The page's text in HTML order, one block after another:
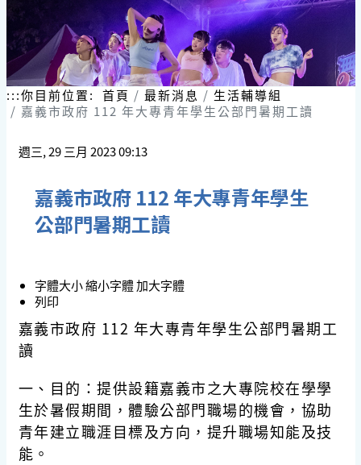
:::你目前位置: 首頁 最新消息
生活輔導組
嘉義市政府 112 年大專青年學生公部門暑期工讀
週三, 29 三月 2023 09:13
嘉義市政府 112 年大專青年學生
公部門暑期工讀
字體大小縮小字體加大字體
列印
嘉義市政府 112 年大專青年學生公部門暑期工
讀
一、目的：提供設籍嘉義市之大專院校在學學
生於暑假期間，體驗公部門職場的機會，協助
青年建立職涯目標及方向，提升職場知能及技
能。